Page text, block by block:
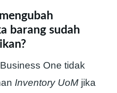
barang sudah
One tidak
Inventory UoM jika